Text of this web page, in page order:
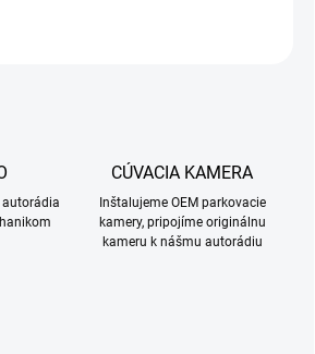
CÚVACIA KAMERA
Inštalujeme OEM parkovacie
kamery, pripojíme originálnu
kameru k nášmu autorádiu